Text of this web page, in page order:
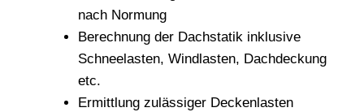
nach Normung
Berechnung der Dachstatik inklusive
Schneelasten, Windlasten, Dachdeckung
etc.
Ermittlung zulässiger Deckenlasten